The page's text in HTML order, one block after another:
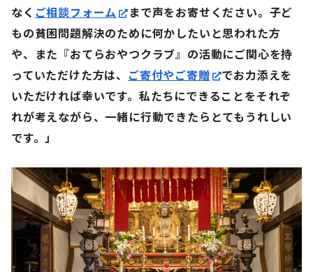
なく ご相談フォーム
まで声をお寄せください。子ど
もの貧困問題解決のために何かしたいと思われた方
や、また『おてらおやつクラブ』の活動にご関心を持
っていただけた方は、 ご寄付やご寄贈
でお力添えを
いただければ幸いです。私たちにできることをそれぞ
れが考えながら、一緒に行動できたらとてもうれしい
です。」